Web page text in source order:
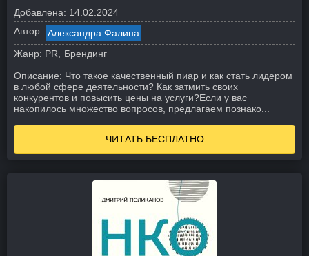
Добавлена: 14.02.2024
Автор: Александра Фалина
Жанр: PR
Брендинг
Описание: Что такое качественный пиар и как стать лидером
в любой сфере деятельности? Как затмить своих
конкурентов и повысить цены на услуги?Если у вас
накопилось множество вопросов, предлагаем познако...
ЧИТАТЬ БЕСПЛАТНО